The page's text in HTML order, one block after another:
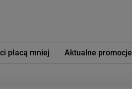
płacą mniej Aktualne promocje